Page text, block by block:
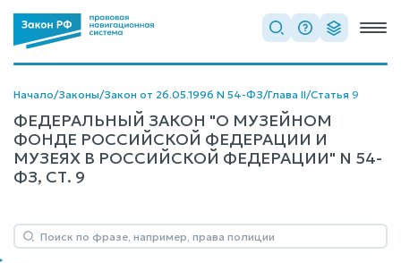
Начало/Законы/Закон от 26.05.1996 N 54-ФЗ/Глава II/Статья 9
ФЕДЕРАЛЬНЫЙ ЗАКОН "О МУЗЕЙНОМ
ФОНДЕ РОССИЙСКОЙ ФЕДЕРАЦИИ И
МУЗЕЯХ В РОССИЙСКОЙ ФЕДЕРАЦИИ" N 54-
ФЗ, СТ. 9